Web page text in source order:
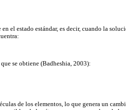
el estado estándar, es decir, cuando la
se obtiene (Badheshia, 2003):
de los elementos, lo que genera un